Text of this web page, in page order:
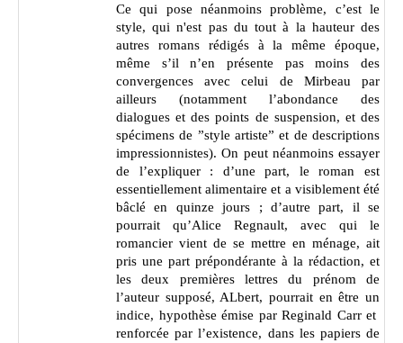
Ce qui pose néanmoins problème, c’est le
style, qui n'est pas du tout à la hauteur des
autres romans rédigés à la même époque,
même s’il n’en présente pas moins des
convergences avec celui de Mirbeau par
ailleurs (notamment l’abondance des
dialogues et des points de suspension, et des
spécimens de ”style artiste” et de descriptions
impressionnistes). On peut néanmoins essayer
de l’expliquer : d’une part, le roman est
essentiellement alimentaire et a visiblement été
bâclé en quinze jours ; d’autre part, il se
pourrait qu’Alice Regnault, avec qui le
romancier vient de se mettre en ménage, ait
pris une part prépondérante à la rédaction, et
les deux premières lettres du prénom de
l’auteur supposé, ALbert, pourrait en être un
indice, hypothèse émise par Reginald Carr et
renforcée par l’existence, dans les papiers de